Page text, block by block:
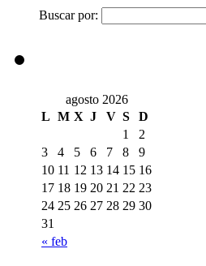
Buscar por:
agosto 2026
L M X J V S D
« feb
1
2
3
4 5 6 7 8
9
10 11 12 13 14 15 16
17 18 19 20 21 22 23
24 25 26 27 28 29 30
31